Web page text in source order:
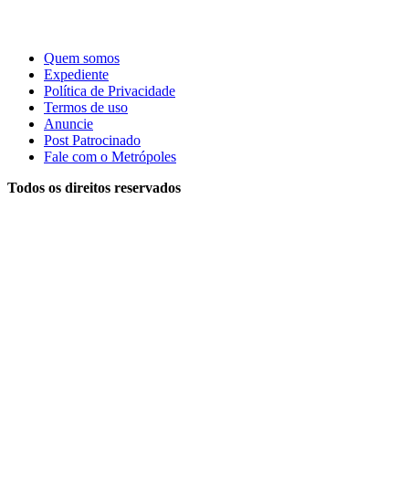
Quem somos
Expediente
Política de Privacidade
Termos de uso
Anuncie
Post Patrocinado
Fale com o Metrópoles
Todos os direitos reservados